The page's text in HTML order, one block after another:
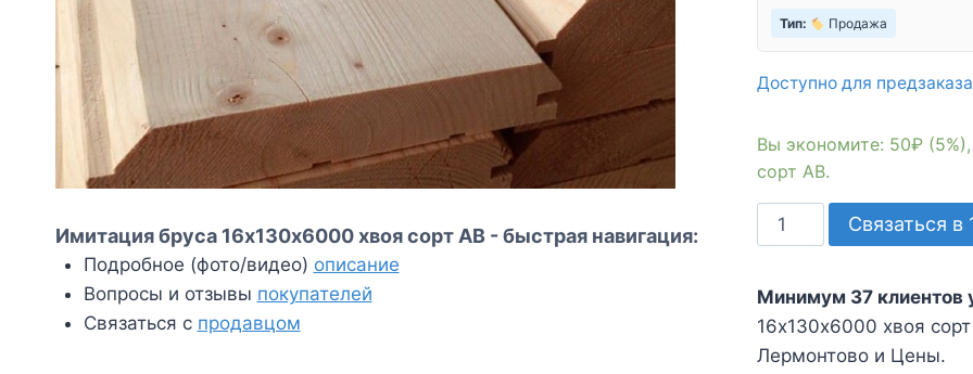
Тип: Продажа
Доступно для предзаказа
Вы экономите: 50₽
сорт АВ.
Количество
товара
бруса
16х130х6000
хвоя
Связаться в
Минимум 37 клиентов
16х130х6000 хвоя
Лермонтово и Цены.
Имитация бруса 16х130х6000 хвоя сорт АВ - быстрая навигация:
Подробное (фото/видео) описание
Вопросы и отзывы покупателей
Связаться с продавцом